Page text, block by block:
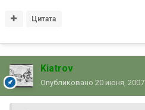
Цитата
Kiatrov
Опубликовано 20 июня, 2007